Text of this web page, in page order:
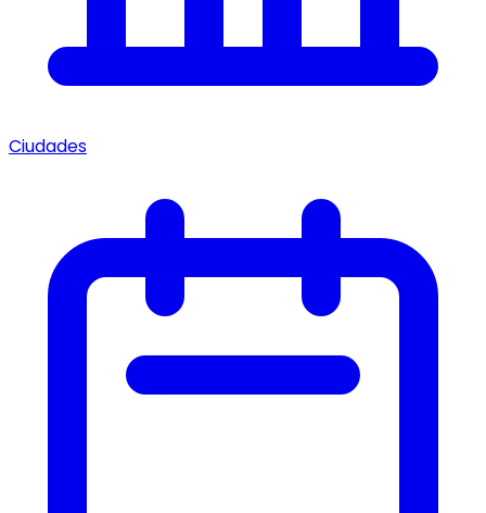
Ciudades